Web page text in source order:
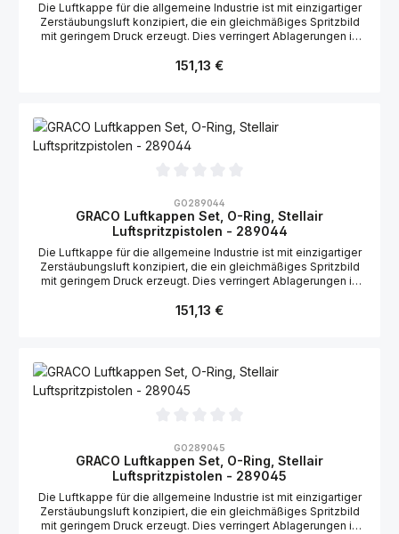
Die Luftkappe für die allgemeine Industrie ist mit einzigartiger
Zerstäubungsluft konzipiert, die ein gleichmäßiges Spritzbild
mit geringem Druck erzeugt. Dies verringert Ablagerungen in
Luftspritzpistolen: 2006147
Regulärer Preis:
151,13 €
GO289044
GRACO Luftkappen Set, O-Ring, Stellair
Luftspritzpistolen - 289044
Die Luftkappe für die allgemeine Industrie ist mit einzigartiger
Zerstäubungsluft konzipiert, die ein gleichmäßiges Spritzbild
mit geringem Druck erzeugt. Dies verringert Ablagerungen in
2006148
Regulärer Preis:
151,13 €
GO289045
GRACO Luftkappen Set, O-Ring, Stellair
Luftspritzpistolen - 289045
Die Luftkappe für die allgemeine Industrie ist mit einzigartiger
Zerstäubungsluft konzipiert, die ein gleichmäßiges Spritzbild
mit geringem Druck erzeugt. Dies verringert Ablagerungen in